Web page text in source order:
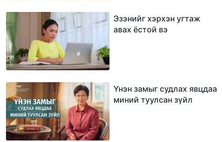
Эзэнийг хэрхэн угтаж
авах ёстой вэ
Үнэн замыг судлах явцдаа
миний туулсан зүйл